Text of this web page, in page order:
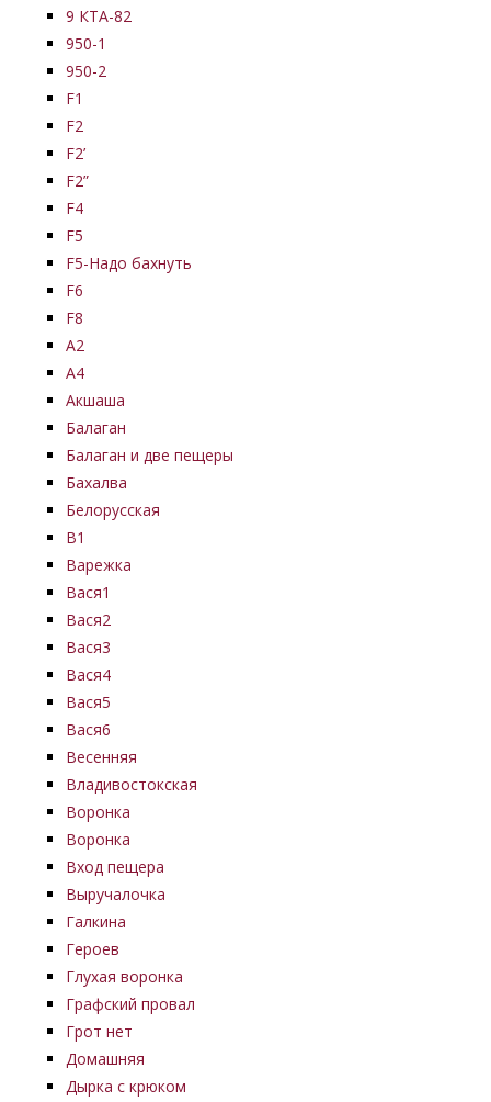
9 КТА-82
950-1
950-2
F1
F2
F2’
F2”
F4
F5
F5-Надо бахнуть
F6
F8
А2
А4
Акшаша
Балаган
Балаган и две пещеры
Бахалва
Белорусская
В1
Варежка
Вася1
Вася2
Вася3
Вася4
Вася5
Вася6
Весенняя
Владивостокская
Воронка
Воронка
Вход пещера
Выручалочка
Галкина
Героев
Глухая воронка
Графский провал
Грот нет
Домашняя
Дырка с крюком